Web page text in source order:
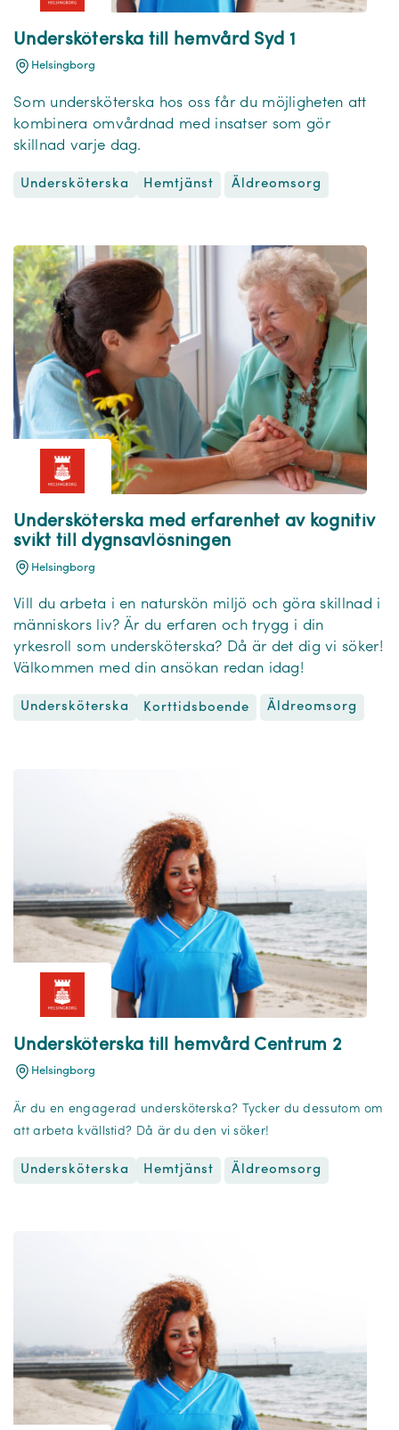
Undersköterska till hemvård Syd 1
Helsingborg
Som undersköterska hos oss får du möjligheten att
kombinera omvårdnad med insatser som gör
skillnad varje dag.
Undersköterska Hemtjänst Äldreomsorg
Undersköterska med erfarenhet av kognitiv
svikt till dygnsavlösningen
Helsingborg
Vill du arbeta i en naturskön miljö och göra skillnad i
människors liv? Är du erfaren och trygg i din
yrkesroll som undersköterska? Då är det dig vi söker!
Välkommen med din ansökan redan idag!
Undersköterska Korttidsboende Äldreomsorg
Undersköterska till hemvård Centrum 2
Helsingborg
Är du en engagerad undersköterska? Tycker du dessutom om
att arbeta kvällstid? Då är du den vi söker!
Undersköterska Hemtjänst Äldreomsorg